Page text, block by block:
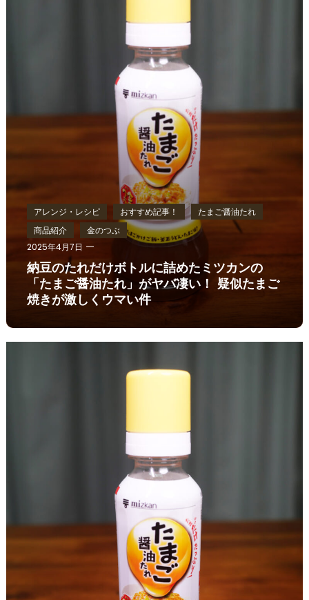
アレンジ・レシピ おすすめ記事！
たまご醤油たれ
商品紹介
金のつぶ
2025年4月7日
納豆のたれだけボトルに詰めたミツカンの
「たまご醤油たれ」がヤバ凄い！ 疑似たまご
焼きが激しくウマい件